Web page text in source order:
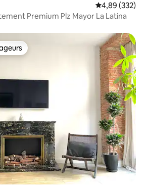
Évaluation
4,89 (332)
Premium Plz Mayor La Latina